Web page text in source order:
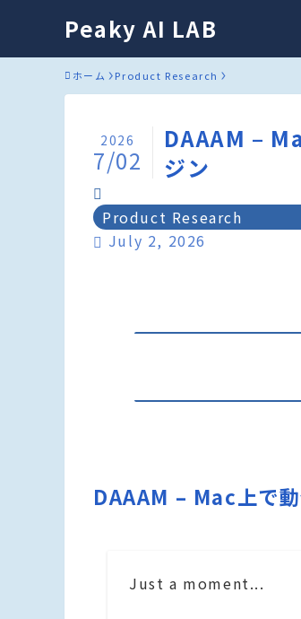
Peaky AI LAB
ホーム Product Research
DAAAM –
ジン
2026
7/02
Product Research
July 2, 2026
DAAAM – Mac上で
Just a moment...